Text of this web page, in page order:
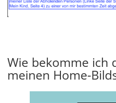
Wie bekomme ich
meinen Home-